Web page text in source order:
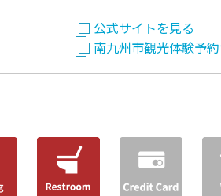
公式サイトを見る
南九州市観光体験予